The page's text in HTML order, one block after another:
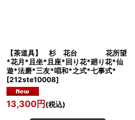
【茶道具】 杉 花台 花所望
*花月*且坐*且座*回り花*廻り花*仙
遊*法磨*三友*唱和*之式*七事式*
[212ste10008]
13,300円 (税込)